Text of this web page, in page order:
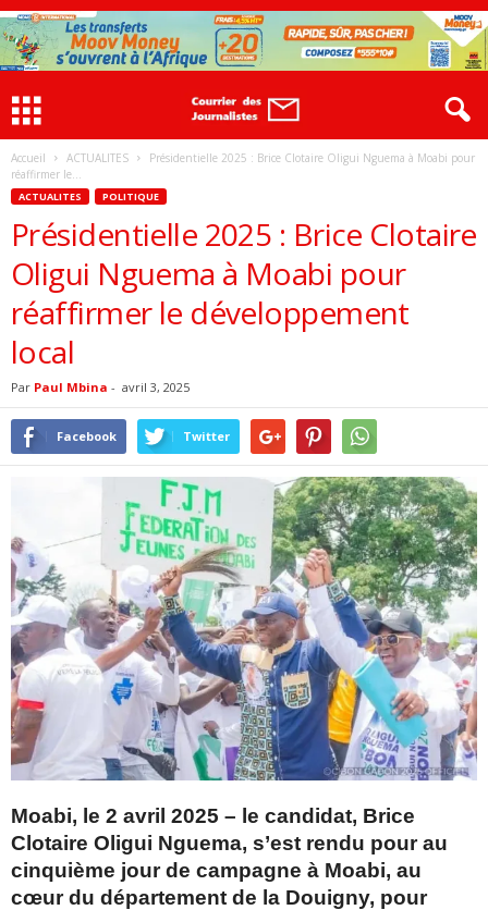
Accueil ACTUALITES
Présidentielle 2025 : Brice Clotaire Oligui Nguema à Moabi pour
réaffirmer le...
ACTUALITES POLITIQUE
Présidentielle 2025 : Brice Clotaire
Oligui Nguema à Moabi pour
réaffirmer le développement
local
Par Paul Mbina - avril 3, 2025
Facebook Twitter
Moabi, le 2 avril 2025 – le candidat, Brice
Clotaire Oligui Nguema, s’est rendu pour au
cinquième jour de campagne à Moabi, au
cœur du département de la Douigny, pour